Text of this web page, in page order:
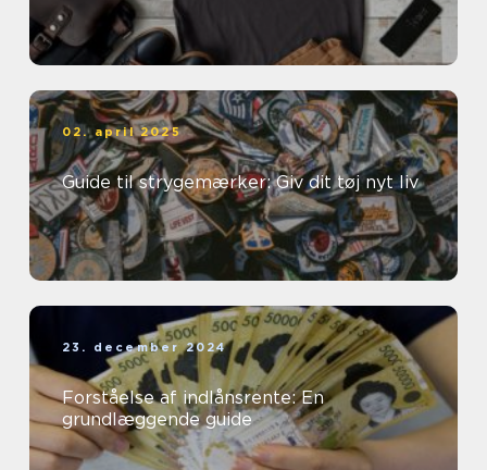
02. april 2025
Guide til strygemærker: Giv dit tøj nyt liv
23. december 2024
Forståelse af indlånsrente: En
grundlæggende guide